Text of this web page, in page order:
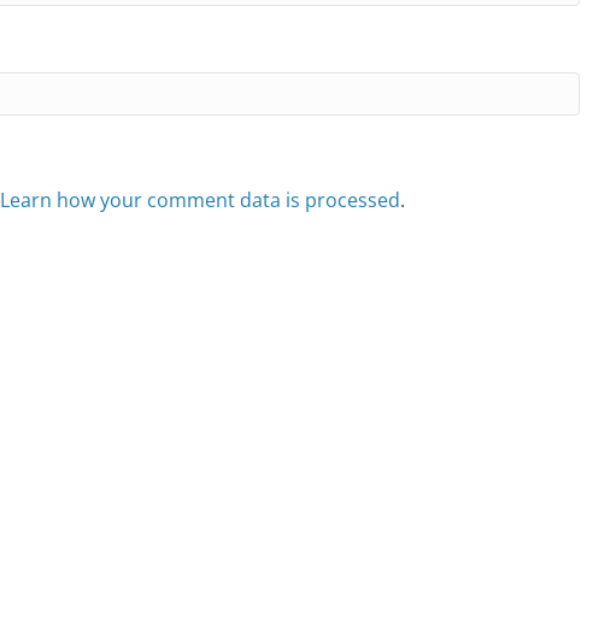
Learn how your comment data is processed.